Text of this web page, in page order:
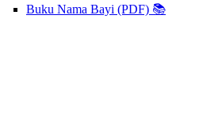
Buku Nama Bayi (PDF) 📚